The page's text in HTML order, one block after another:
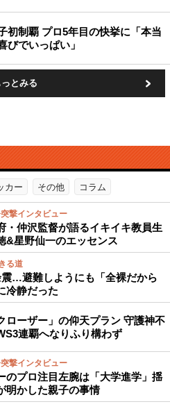
初制覇 プロ5年目の快挙に「本当
びでいっぱい」
っとみる
カー その他 コラム
撃インタビュー
・仲沢監督が語るイキイキ教員生
星野仙一のエッセンス
る道
…避難しようにも「全裸だから
冷静だった
ローザー」の仰天プラン 守護神不
連覇へなりふり構わず
撃インタビュー
のプロ注目左腕は「大学進学」揺
明かした親子の事情